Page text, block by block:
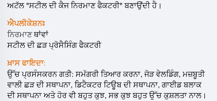
ਅਟੱਲ "ਸਟੀਲ ਦੀ ਕੈਜ ਨਿਰਮਾਣ ਫੈਕਟਰੀ" ਬਣਾਉਂਦੀ ਹੈ।
ਐਪਲੀਕੇਸ਼ਨਃ
ਨਿਰਮਾਣਥਾਂਵਾਂ
ਸਟੀਲ ਦੀ ਛੜ ਪ੍ਰੋਸੈਸਿੰਗ ਫੈਕਟਰੀ
ਖ਼ਾਸ ਫਾਇਦਾ:
ਉੱਚ ਪ੍ਰਸੰਸਕਰਨ ਗਤੀ: ਸਮੱਗਰੀ ਤਿਆਰ ਕਰਨਾ, ਜੋੜ ਵੇਲਡਿੰਗ, ਮਜ਼ਬੂਤੀ
ਵਾਲੀ ਛੜ ਦੀ ਸਥਾਪਨਾ, ਡਿਟੈਕਟਰ ਟਿਊਬ ਦੀ ਸਥਾਪਨਾ, ਗਾਈਡ ਬਲਾਕ
ਦੀ ਸਥਾਪਨਾ ਅਤੇ ਹੋਰ ਵੀ ਬਹੁਤ ਕੁਝ, ਸਭ ਕੁਝ ਬਹੁਤ ਉੱਚ ਕੁਸ਼ਲਤਾ ਨਾਲ।